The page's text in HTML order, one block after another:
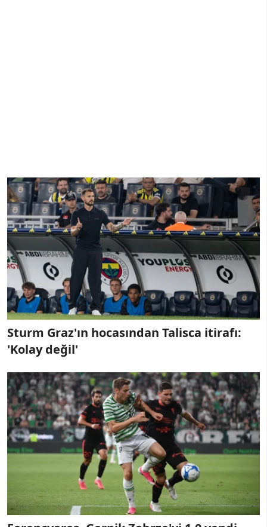
Sturm Graz'ın hocasından Talisca itirafı:
'Kolay değil'